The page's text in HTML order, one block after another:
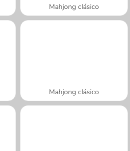
Mahjong clásico
Mahjong clásico